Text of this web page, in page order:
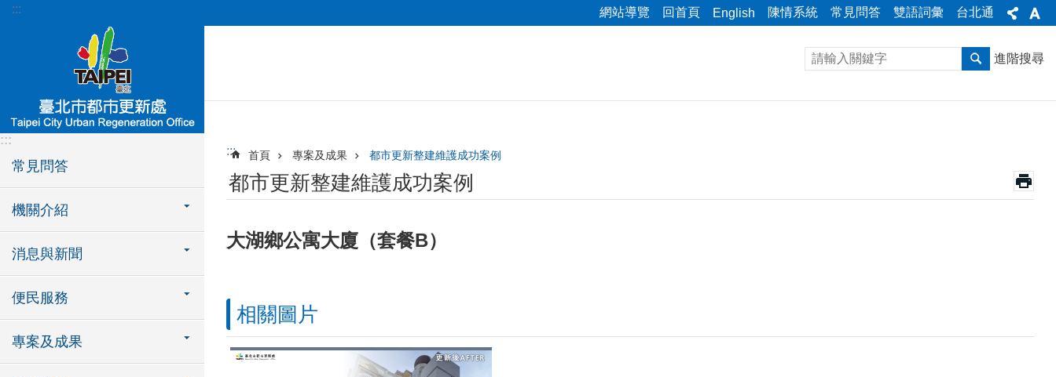
跳到主要內容區塊
::: 網站導覽 回首頁 English 陳情系統 常見問答 雙語詞彙 台北通
:::
常見問答
機關介紹
消息與新聞
便民服務
專案及成果
進階搜尋
::: 首頁 專案及成果 都市更新整建維護成功案例
都市更新整建維護成功案例
大湖鄉公寓大廈（套餐B）
相關圖片